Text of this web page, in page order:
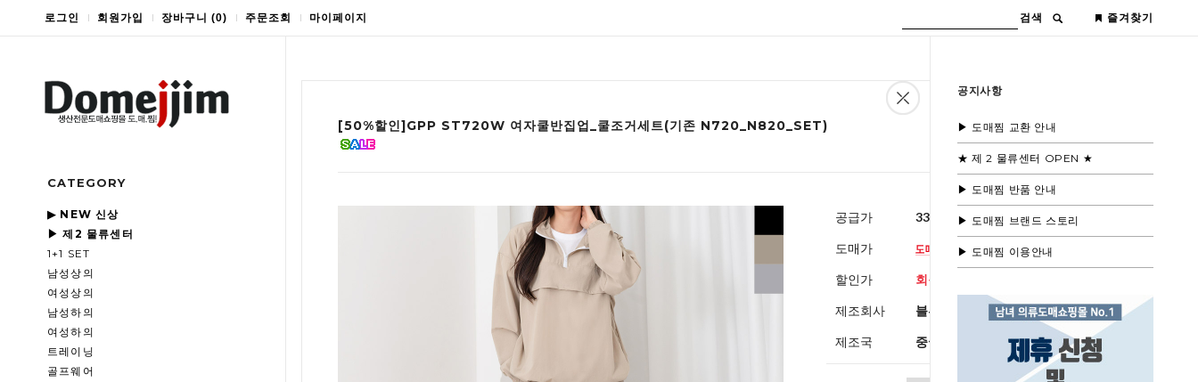
로그인 회원가입 장바구니 (0) 주문조회 마이페이지 검색 즐겨찾기
CATEGORY
▶ NEW 신상
▶ 제2 물류센터
1+1 SET
남성상의
여성상의
남성하의
여성하의
트레이닝
골프웨어
공지사항
▶ 도매찜 교환 안내
★ 제 2 물류센터 OPEN ★
▶ 도매찜 반품 안내
▶ 도매찜 브랜드 스토리
▶ 도매찜 이용안내
[50%할인]GPP ST720W 여자쿨반집업_쿨조거세트(기존 N720_N820_SET)
공급가 33,000원(부가세별도)
도매가
할인가 회원공개
제조회사 블루모드제휴사
제조국 중국